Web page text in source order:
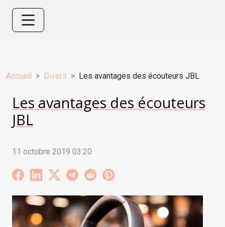
Accueil Divers Les avantages des écouteurs JBL
Les avantages des écouteurs
JBL
11 octobre 2019 03:20